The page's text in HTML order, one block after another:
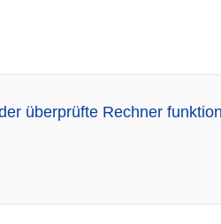
überprüfte Rechner